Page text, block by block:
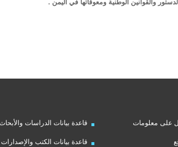
والقوانين الوطنية ومعوقاتها في اليمن .
على معلومات قاعدة بيانات الدراسات والأبحاث
قاعدة بيانات الكتب والإصدارات